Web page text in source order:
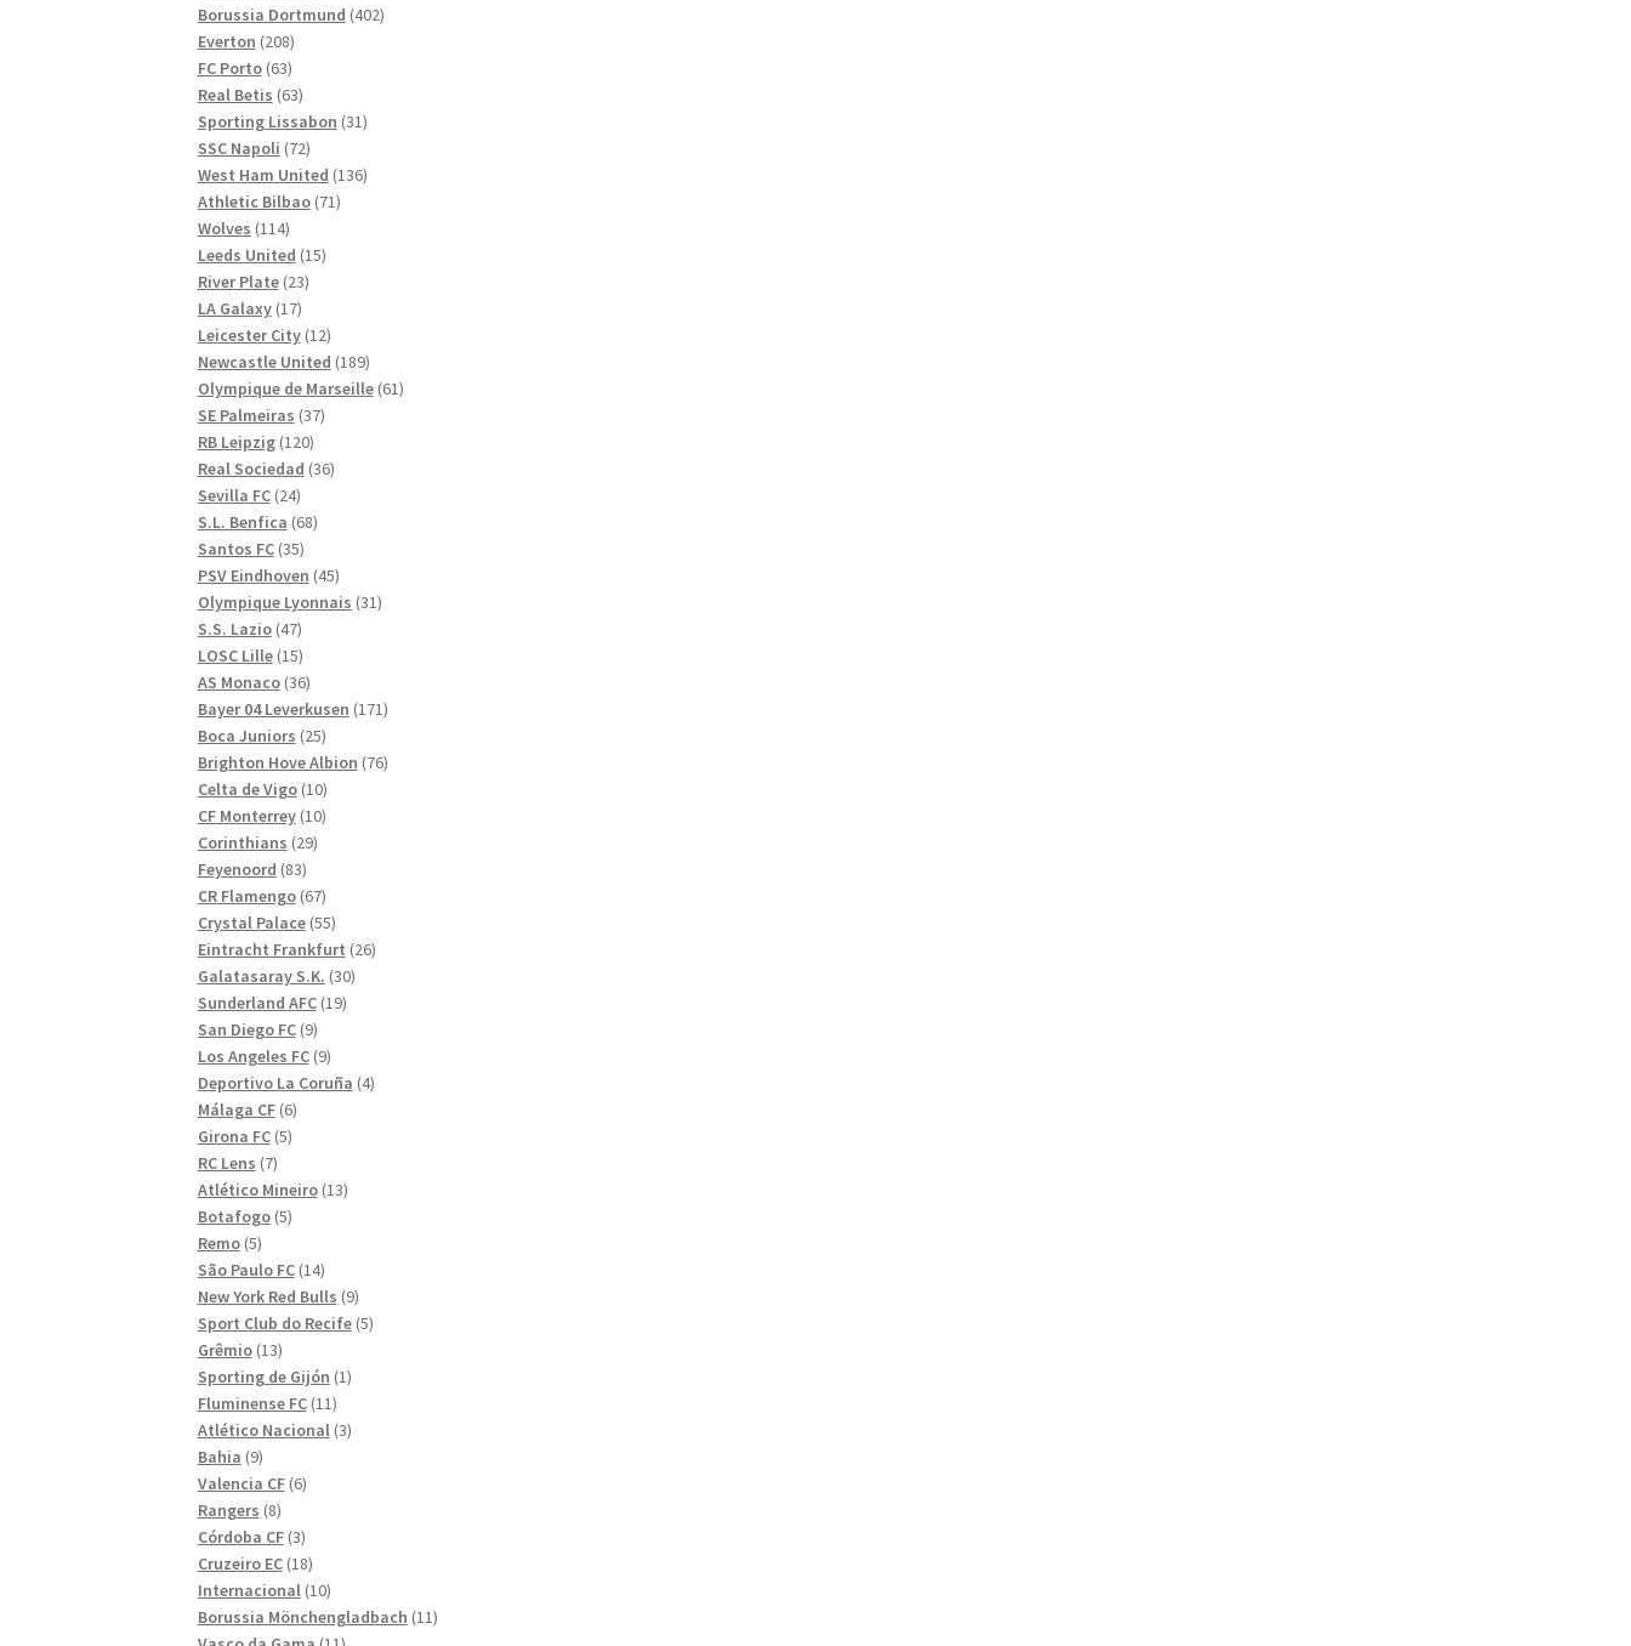
produkter
Borussia Dortmund 402402
Everton 208208
produkter
FC Porto 6363
produkter
Real Betis 6363
produkter
Sporting Lissabon 3131
SSC Napoli 7272
produkter
West Ham United 136136
Athletic Bilbao 7171
Wolves 114114
produkter
Leeds United 1515
River Plate 2323
LA Galaxy 1717
produkter
Leicester City 1212
produkter
Newcastle United 189189
produkter
Olympique de Marseille 6161
SE Palmeiras 3737
RB Leipzig 120120
produkter
Real Sociedad 3636
Sevilla FC 2424
produkter
S.L. Benfica 6868
Santos FC 3535
produkter
PSV Eindhoven 4545
produkter
Olympique Lyonnais 3131
S.S. Lazio 4747
produkter
LOSC Lille 1515
produkter
AS Monaco 3636
produkter
Bayer 04 Leverkusen 171171
Boca Juniors 2525
produkter
Brighton Hove Albion 7676
Celta de Vigo 1010
produkter
CF Monterrey 1010
Corinthians 2929
Feyenoord 8383
produkter
CR Flamengo 6767
produkter
Crystal Palace 5555
produkter
Eintracht Frankfurt 2626
Galatasaray S.K. 3030
Sunderland AFC 1919
San Diego FC 99
produkter
Los Angeles FC 99
produkter
Deportivo La Coruña 44
Málaga CF 66
produkter
Girona FC 55
RC Lens 77
produkter
Atlético Mineiro 1313
Botafogo 55
Remo 55
produkter
São Paulo FC 1414
produkter
New York Red Bulls 99
produkter
Sport Club do Recife 55
Grêmio 1313
produkter
Sporting de Gijón 11
Fluminense FC 1111
produkter
Atlético Nacional 33
Bahia 99
produkter
Valencia CF 66
Rangers 88
produkter
Córdoba CF 33
produkter
Cruzeiro EC 1818
produkter
Internacional 1010
produkter
Borussia Mönchengladbach 1111